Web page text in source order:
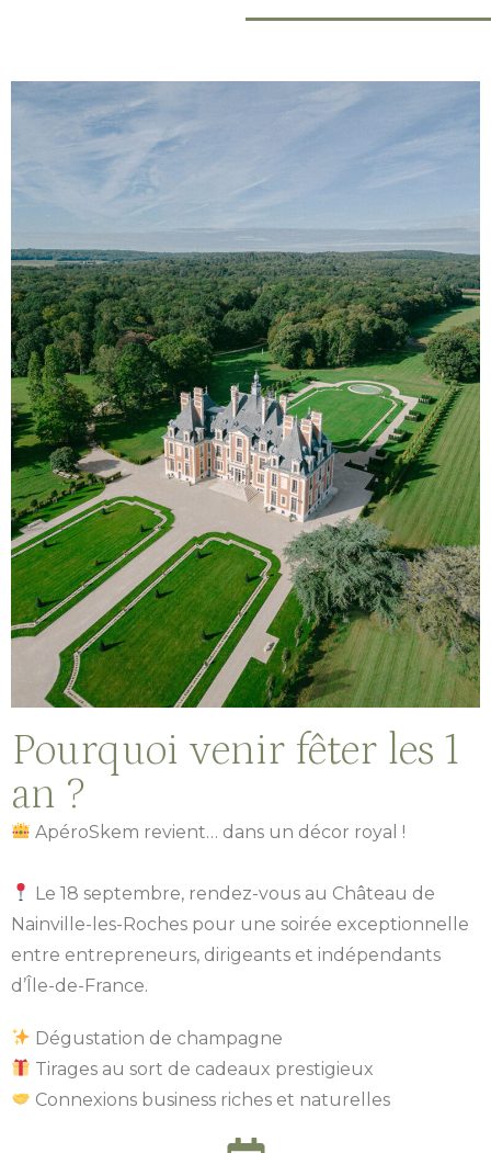
Pourquoi venir fêter les 1
an ?
ApéroSkem revient… dans un décor royal !
Le 18 septembre, rendez-vous au Château de
Nainville-les-Roches pour une soirée exceptionnelle
entre entrepreneurs, dirigeants et indépendants
d’Île-de-France.
Dégustation de champagne
Tirages au sort de cadeaux prestigieux
Connexions business riches et naturelles